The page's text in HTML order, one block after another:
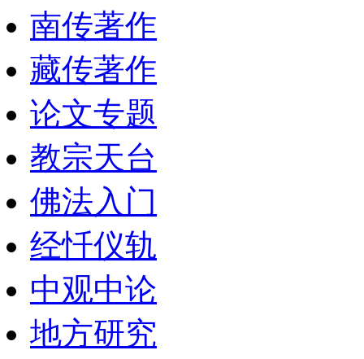
南传著作
藏传著作
论文专题
教宗天台
佛法入门
经忏仪轨
中观中论
地方研究